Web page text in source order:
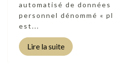
automatisé de données
personnel dénommé «
est...
Lire la suite